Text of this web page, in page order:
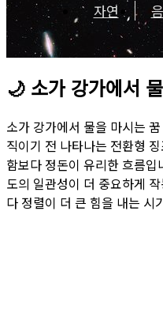
자연
🌙 소가 강가에서
소가 강가에서 물을 마시는
직이기 전 나타나는 전환형
함보다 정돈이 유리한 흐름
도의 일관성이 더 중요하게
다 정렬이 더 큰 힘을 내는 시